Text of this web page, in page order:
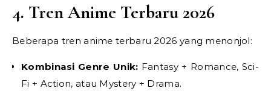
4. Tren Anime Terbaru 2026
Beberapa tren anime terbaru 2026 yang menonjol:
Kombinasi Genre Unik: Fantasy + Romance, Sci-
Fi + Action, atau Mystery + Drama.